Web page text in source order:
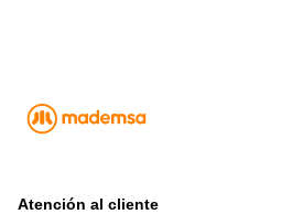
Atención al cliente